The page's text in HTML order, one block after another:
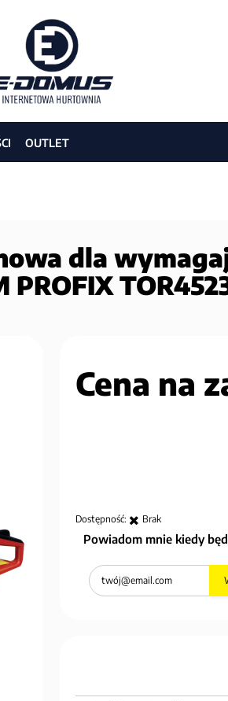
OUTLET
dla
Cena na
Dostępność: Brak
Powiadom mnie kiedy